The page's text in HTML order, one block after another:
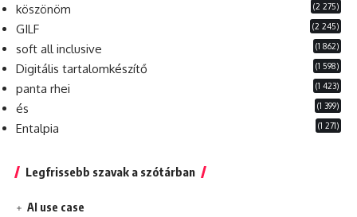
köszönöm (2 275)
GILF (2 245)
soft all inclusive (1 862)
Digitális tartalomkészítő (1 598)
panta rhei (1 423)
és (1 399)
Entalpia (1 271)
Legfrissebb szavak a szótárban
AI use case